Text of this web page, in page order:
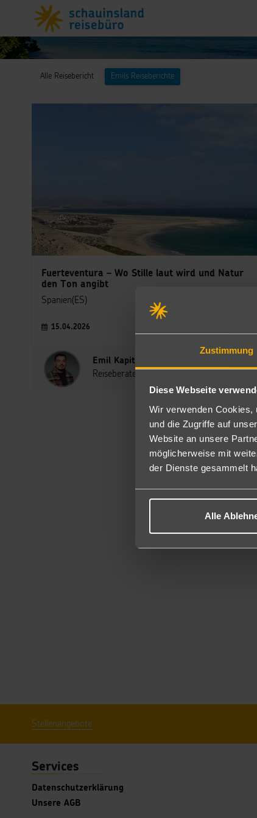
Zustimmung
Diese Webseite
Wir verwenden Cookies,
und die Zugriffe auf
Website an unsere
möglicherweise mit
der Dienste gesammelt
Alle
Alle Reisebericht Emils Reiseberichte
Fuerteventura – Wo Stille laut wird und Natur
den Ton angibt
Spanien(ES)
15.04.2026
Emil Kapitanov
Reiseberater
Stellenangebote
Services
Datenschutzerklärung
Unsere AGB